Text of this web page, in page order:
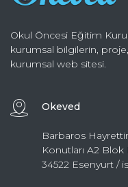
Okul Öncesi Eğitim
kurumsal bilgilerin, proje,
kurumsal web sitesi.
Okeved
Barbaros
Konutları A2 Blok
34522 Esenyurt /